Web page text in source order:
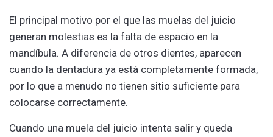
El principal motivo por el que las muelas del juicio
generan molestias es la falta de espacio en la
mandíbula. A diferencia de otros dientes, aparecen
cuando la dentadura ya está completamente formada,
por lo que a menudo no tienen sitio suficiente para
colocarse correctamente.
Cuando una muela del juicio intenta salir y queda